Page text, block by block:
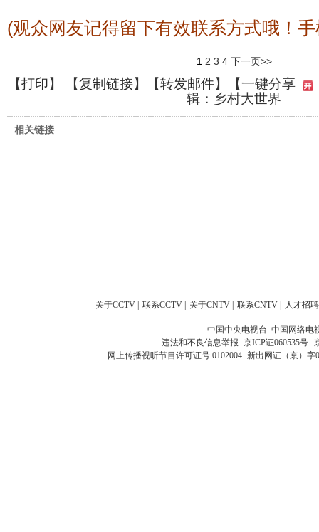
(观众网友记得留下有效联系方式哦！
1 2 3 4 下一页>>
【打印】 【复制链接】【转发邮件】
【一键分享
辑：乡村大世界
相关链接
关于CCTV | 联系CCTV | 关于CNTV | 联系CNTV | 人才招聘
中国中央电视台 中国网络电
违法和不良信息举报 京ICP证060535号
网上传播视听节目许可证号 0102004 新出网证（京）